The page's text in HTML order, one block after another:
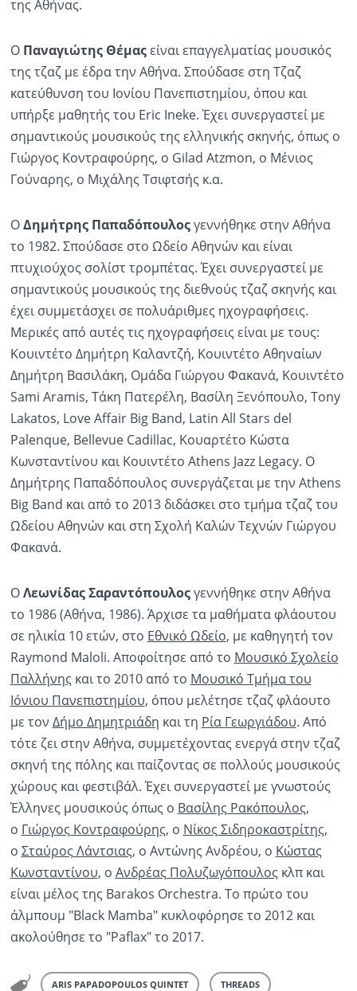
της Αθήνας.
Ο Παναγιώτης Θέμαςείναι επαγγελματίας μουσικός
της τζαζ με έδρα την Αθήνα. Σπούδασε στη Τζαζ
κατεύθυνση του Ιονίου Πανεπιστημίου, όπου και
υπήρξε μαθητής του Eric Ineke. Έχει συνεργαστεί με
σημαντικούς μουσικούς της ελληνικής σκηνής, όπως ο
Γιώργος Κοντραφούρης, ο Gilad Atzmon, o Μένιος
Γούναρης, ο Μιχάλης Τσιφτσής κ.α.
ΟΔημήτρης Παπαδόπουλοςγεννήθηκε στην Αθήνα
το 1982. Σπούδασε στο Ωδείο Αθηνών και είναι
πτυχιούχος σολίστ τρομπέτας. Έχει συνεργαστεί με
σημαντικούς μουσικούς της διεθνούς τζαζ σκηνής και
έχει συμμετάσχει σε πολυάριθμες ηχογραφήσεις.
Μερικές από αυτές τις ηχογραφήσεις είναι με τους:
Κουιντέτο Δημήτρη Καλαντζή, Κουιντέτο Αθηναίων
Δημήτρη Βασιλάκη, Ομάδα Γιώργου Φακανά, Κουιντέτο
Sami Aramis, Τάκη Πατερέλη, Βασίλη Ξενόπουλο, Tony
Lakatos, Love Affair Big Band, Latin All Stars del
Palenque, Bellevue Cadillac, Κουαρτέτο Κώστα
Κωνσταντίνου και Κουιντέτο Athens Jazz Legacy. Ο
Δημήτρης Παπαδόπουλος συνεργάζεται με την Athens
Big Band και από το 2013 διδάσκει στο τμήμα τζαζ του
Ωδείου Αθηνών και στη Σχολή Καλών Τεχνών Γιώργου
Φακανά.
ΟΛεωνίδας Σαραντόπουλοςγεννήθηκε στην Αθήνα
το 1986 (Αθήνα, 1986). Άρχισε τα μαθήματα φλάουτου
σε ηλικία 10 ετών, στο Εθνικό Ωδείο, με καθηγητή τον
Raymond Maloli. Αποφοίτησε από το Μουσικό Σχολείο
Παλλήνης και το 2010 από το Μουσικό Τμήμα του
Ιόνιου Πανεπιστημίου, όπου μελέτησε τζαζ φλάουτο
με τον Δήμο Δημητριάδη και τη Ρία Γεωργιάδου. Από
τότε ζει στην Αθήνα, συμμετέχοντας ενεργά στην τζαζ
σκηνή της πόλης και παίζοντας σε πολλούς μουσικούς
χώρους και φεστιβάλ. Έχει συνεργαστεί με γνωστούς
Έλληνες μουσικούς όπως ο Βασίλης Ρακόπουλος,
ο Γιώργος Κοντραφούρης, ο Νίκος Σιδηροκαστρίτης,
ο Σταύρος Λάντσιας, ο Αντώνης Ανδρέου, ο Κώστας
Κωνσταντίνου, ο Ανδρέας Πολυζωγόπουλος κλπ και
είναι μέλος της Barakos Orchestra. Το πρώτο του
άλμπουμ "Black Mamba" κυκλοφόρησε το 2012 και
ακολούθησε το "Paflax" το 2017.
ARIS PAPADOPOULOS QUINTET THREADS